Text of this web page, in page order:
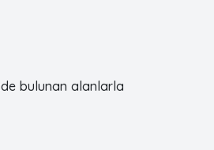
bulunan alanlarla